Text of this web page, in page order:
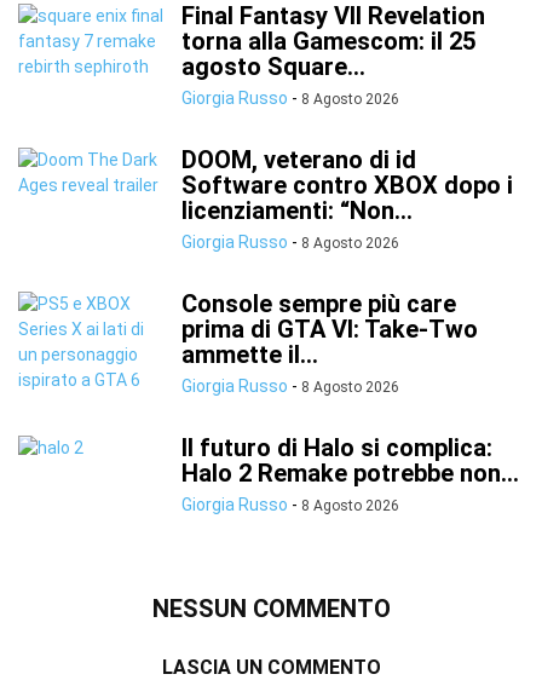
Final Fantasy VII Revelation
torna alla Gamescom: il 25
agosto Square...
Giorgia Russo - 8 Agosto 2026
DOOM, veterano di id
Software contro XBOX dopo i
licenziamenti: “Non...
Giorgia Russo - 8 Agosto 2026
Console sempre più care
prima di GTA VI: Take-Two
ammette il...
Giorgia Russo - 8 Agosto 2026
Il futuro di Halo si complica:
Halo 2 Remake potrebbe non...
Giorgia Russo - 8 Agosto 2026
NESSUN COMMENTO
LASCIA UN COMMENTO